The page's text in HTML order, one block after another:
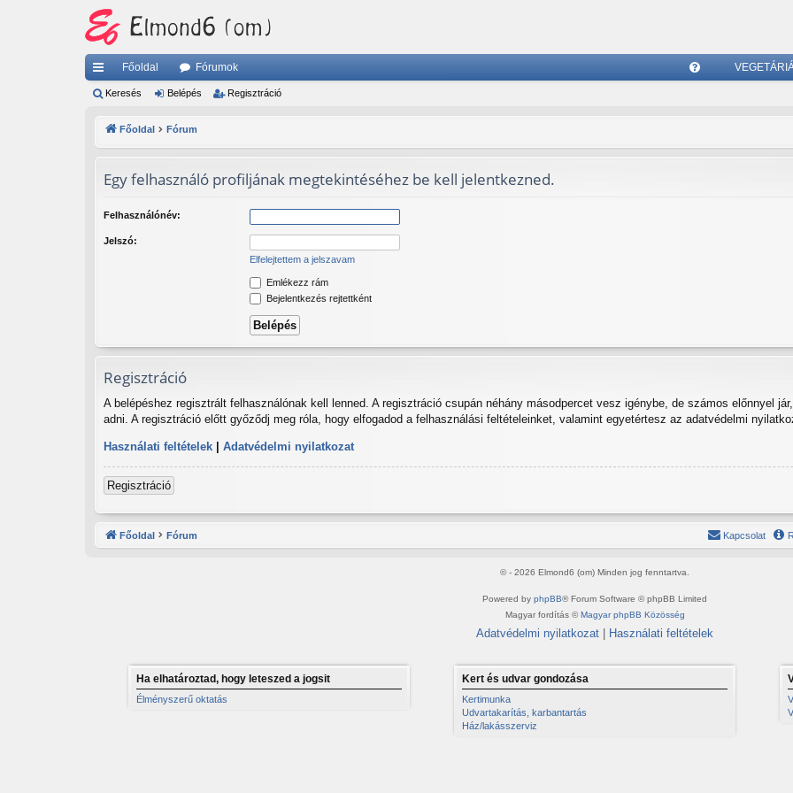
yo
lin
Főoldal Fórumok
K
Keresés Belépés Regisztráció
Főoldal Fórum
Egy felhasználó profiljának megtekintéséhez be kell jelentkezned.
Felhasználónév:
Jelszó:
Elfelejtettem a jelszavam
Emlékezz rám
Bejelentkezés rejtettként
Regisztráció
A belépéshez regisztrált felhasználónak kell lenned. A regisztráció csupán néhány másodpercet vesz igénybe, de számos előnnyel
adni. A regisztráció előtt győződj meg róla, hogy elfogadod a felhasználási feltételeinket, valamint egyetértesz az adatvédelmi
Használati feltételek | Adatvédelmi nyilatkozat
Regisztráció
Főoldal Fórum Kapcsolat
© - 2026 Elmond6 (om) Minden jog fenntartva.
Powered by phpBB® Forum Software © phpBB Limited
Magyar fordítás ©Magyar phpBB Közösség
Adatvédelmi nyilatkozat | Használati feltételek
Ha elhatároztad, hogy leteszed a jogsit
Élményszerű oktatás
Kert és udvar gondozása
Kertimunka
Udvartakarítás, karbantartás
Ház/lakásszerviz